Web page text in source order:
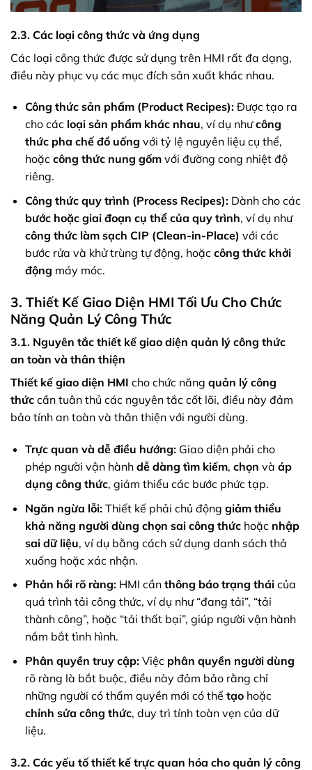
2.3. Các loại công thức và ứng dụng
Các loại công thức được sử dụng trên HMI rất đa dạng,
điều này phục vụ các mục đích sản xuất khác nhau.
Công thức sản phẩm (Product Recipes):Được tạo ra
cho các loại sản phẩm khác nhau, ví dụ nhưcông
thức pha chế đồ uống với tỷ lệ nguyên liệu cụ thể,
hoặc công thức nung gốmvới đường cong nhiệt độ
riêng.
Công thức quy trình (Process Recipes):Dành cho các
bước hoặc giai đoạn cụ thể của quy trình, ví dụ như
công thức làm sạch CIP (Clean-in-Place) với các
bước rửa và khử trùng tự động, hoặc công thức khởi
động máy móc.
3. Thiết Kế Giao Diện HMI Tối Ưu Cho Chức
Năng Quản Lý Công Thức
3.1. Nguyên tắc thiết kế giao diện quản lý công thức
an toàn và thân thiện
Thiết kế giao diện HMI cho chức năng quản lý công
thức cần tuân thủ các nguyên tắc cốt lõi, điều này đảm
bảo tính an toàn và thân thiện với người dùng.
Trực quan và dễ điều hướng:Giao diện phải cho
phép người vận hành dễ dàng tìm kiếm, chọn và áp
dụng công thức, giảm thiểu các bước phức tạp.
Ngăn ngừa lỗi:Thiết kế phải chủ động giảm thiểu
khả năng người dùng chọn sai công thứchoặc nhập
sai dữ liệu, ví dụ bằng cách sử dụng danh sách thả
xuống hoặc xác nhận.
Phản hồi rõ ràng:HMI cần thông báo trạng tháicủa
quá trình tải công thức, ví dụ như “đang tải”, “tải
thành công”, hoặc “tải thất bại”, giúp người vận hành
nắm bắt tình hình.
Phân quyền truy cập:Việc phân quyền người dùng
rõ ràng là bắt buộc, điều này đảm bảo rằng chỉ
những người có thẩm quyền mới có thể tạohoặc
chỉnh sửa công thức, duy trì tính toàn vẹn của dữ
liệu.
3.2. Các yếu tố thiết kế trực quan hóa cho quản lý công